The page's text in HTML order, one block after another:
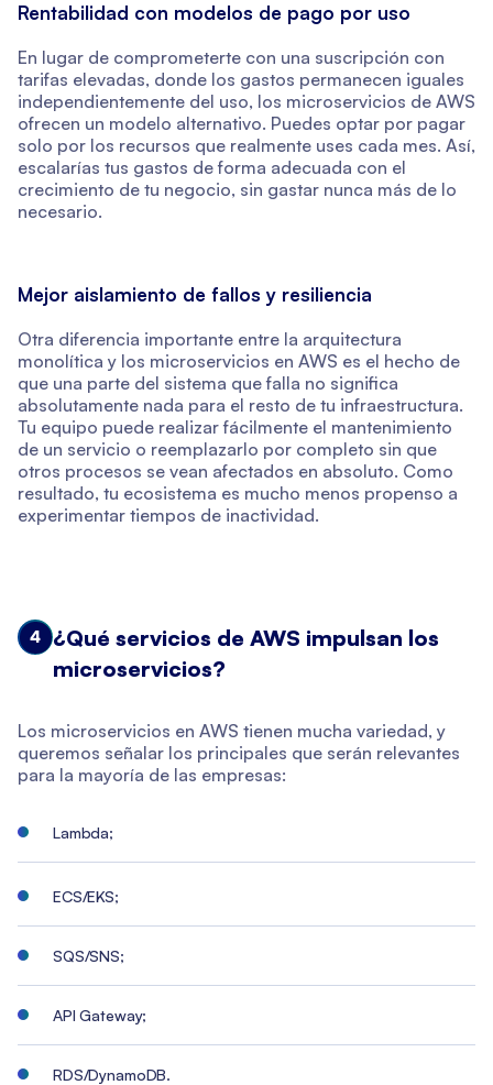
Rentabilidad con modelos de pago por uso
En lugar de comprometerte con una suscripción con
tarifas elevadas, donde los gastos permanecen iguales
independientemente del uso, los microservicios de AWS
ofrecen un modelo alternativo. Puedes optar por pagar
solo por los recursos que realmente uses cada mes. Así,
escalarías tus gastos de forma adecuada con el
crecimiento de tu negocio, sin gastar nunca más de lo
necesario.
Mejor aislamiento de fallos y resiliencia
Otra diferencia importante entre la arquitectura
monolítica y los microservicios en AWS es el hecho de
que una parte del sistema que falla no significa
absolutamente nada para el resto de tu infraestructura.
Tu equipo puede realizar fácilmente el mantenimiento
de un servicio o reemplazarlo por completo sin que
otros procesos se vean afectados en absoluto. Como
resultado, tu ecosistema es mucho menos propenso a
experimentar tiempos de inactividad.
4
¿Qué servicios de AWS impulsan los
microservicios?
Los microservicios en AWS tienen mucha variedad, y
queremos señalar los principales que serán relevantes
para la mayoría de las empresas:
Lambda;
ECS/EKS;
SQS/SNS;
API Gateway;
RDS/DynamoDB.